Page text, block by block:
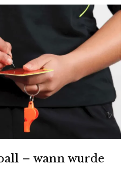
– wann wurde